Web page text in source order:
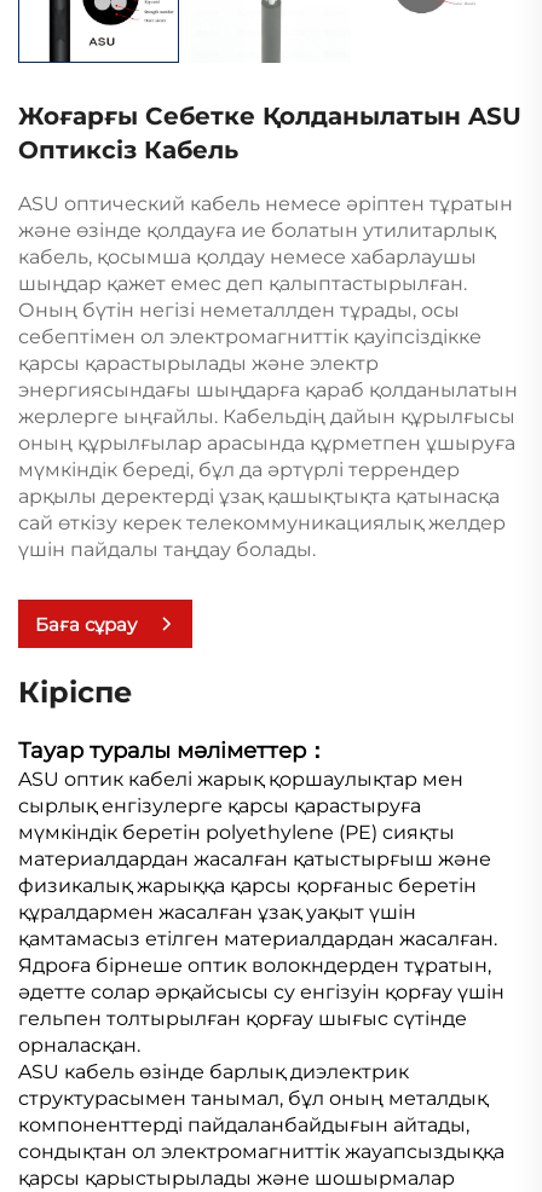
Жоғарғы Себетке Қолданылатын ASU
Оптиксіз Кабель
ASU оптический кабель немесе әріптен тұратын
және өзінде қолдауға ие болатын утилитарлық
кабель, қосымша қолдау немесе хабарлаушы
шыңдар қажет емес деп қалыптастырылған.
Оның бүтін негізі неметаллден тұрады, осы
себептімен ол электромагниттік қауіпсіздікке
қарсы қарастырылады және электр
энергиясындағы шыңдарға қараб қолданылатын
жерлерге ыңғайлы. Кабельдің дайын құрылғысы
оның құрылғылар арасында құрметпен ұшыруға
мүмкіндік береді, бұл да әртүрлі террендер
арқылы деректерді ұзақ қашықтықта қатынасқа
сай өткізу керек телекоммуникациялық желдер
үшін пайдалы таңдау болады.
Баға сұрау
Кіріспе
Тауар туралы мәліметтер：
ASU оптик кабелі жарық қоршаулықтар мен
сырлық енгізулерге қарсы қарастыруға
мүмкіндік беретін polyethylene (PE) сияқты
материалдардан жасалған қатыстырғыш және
физикалық жарыққа қарсы қорғаныс беретін
құралдармен жасалған ұзақ уақыт үшін
қамтамасыз етілген материалдардан жасалған.
Ядроға бірнеше оптик волокндерден тұратын,
әдетте солар әрқайсысы су енгізуін қорғау үшін
гельпен толтырылған қорғау шығыс сүтінде
орналасқан.
ASU кабель өзінде барлық диэлектрик
структурасымен танымал, бұл оның металдық
компоненттерді пайдаланбайдығын айтады,
сондықтан ол электромагниттік жауапсыздыққа
қарсы қарыстырылады және шошырмалар